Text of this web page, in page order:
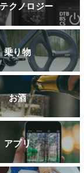
クノロジー
乗り物
お酒
アプリ